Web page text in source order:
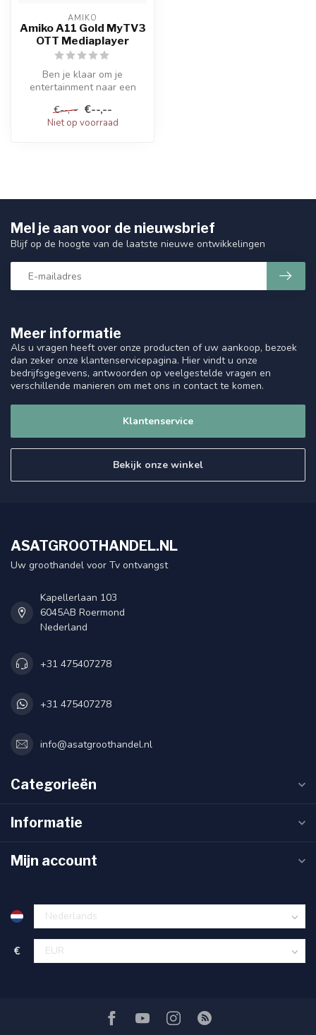
AMIKO
Amiko A11 Gold MyTV3
OTT Mediaplayer
Ben je klaar om je
entertainment naar een
Amiko A11 G...
€--,-- €--,--
Niet op voorraad
Meer informatie
Als u vragen heeft over onze producten of uw aankoop, bezoek
dan zeker onze klantenservicepagina. Hier vindt u onze
bedrijfsgegevens, antwoorden op veelgestelde vragen en
verschillende manieren om met ons in contact te komen.
Klantenservice
Bekijk onze winkel
Mel je aan voor de nieuwsbrief
Blijf op de hoogte van de laatste nieuwe ontwikkelingen
ASATGROOTHANDEL.NL
Uw groothandel voor Tv ontvangst
Kapellerlaan 103
6045AB Roermond
Nederland
+31 475407278
+31 475407278
info@asatgroothandel.nl
Categorieën
Informatie
Mijn account
€